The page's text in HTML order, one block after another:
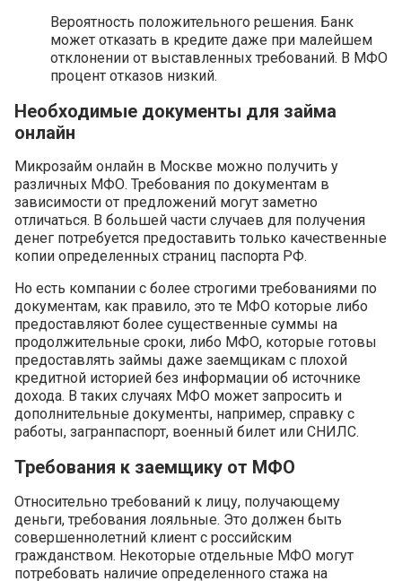
Вероятность положительного решения. Банк
может отказать в кредите даже при малейшем
отклонении от выставленных требований. В МФО
процент отказов низкий.
Необходимые документы для займа
онлайн
Микрозайм онлайн в Москве можно получить у
различных МФО. Требования по документам в
зависимости от предложений могут заметно
отличаться. В большей части случаев для получения
денег потребуется предоставить только качественные
копии определенных страниц паспорта РФ.
Но есть компании с более строгими требованиями по
документам, как правило, это те МФО которые либо
предоставляют более существенные суммы на
продолжительные сроки, либо МФО, которые готовы
предоставлять займы даже заемщикам с плохой
кредитной историей без информации об источнике
дохода. В таких случаях МФО может запросить и
дополнительные документы, например, справку с
работы, загранпаспорт, военный билет или СНИЛС.
Требования к заемщику от МФО
Относительно требований к лицу, получающему
деньги, требования лояльные. Это должен быть
совершеннолетний клиент с российским
гражданством. Некоторые отдельные МФО могут
потребовать наличие определенного стажа на